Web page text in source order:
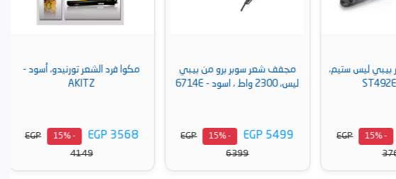
ليس ستيم،
EGP
مجفف شعر سوبر برو من بيبي
ليس، 2300 واط ، اسود - 6714E
EGP 5499
EGP
6399
مكوا فرد الشعر تورنيدو، أسود -
AKITZ
EGP 3568
EGP
4149